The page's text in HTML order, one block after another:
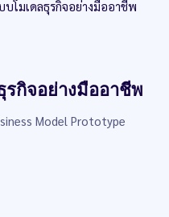
บโมเดลธุรกิจอย่างมืออาชีพ
รกิจอย่างมืออาชีพ
Model Prototype